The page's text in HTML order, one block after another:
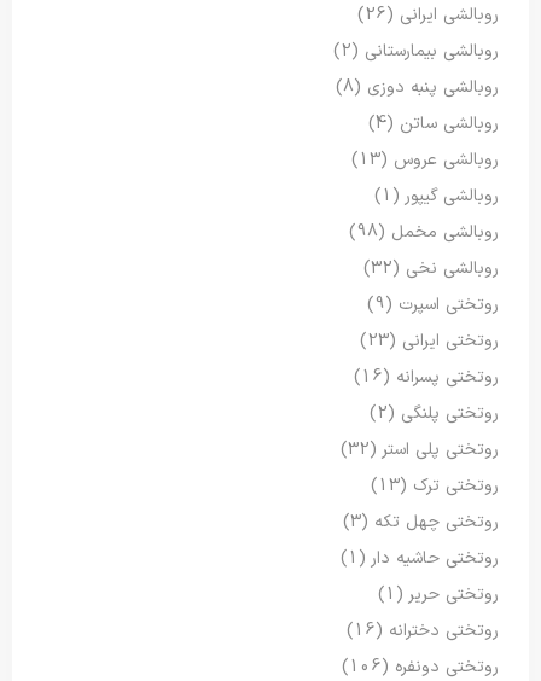
روبالشی ایرانی (26)
روبالشی بیمارستانی (2)
روبالشی پنبه دوزی (8)
روبالشی ساتن (4)
روبالشی عروس (13)
روبالشی گیپور (1)
روبالشی مخمل (98)
روبالشی نخی (32)
روتختی اسپرت (9)
روتختی ایرانی (23)
روتختی پسرانه (16)
روتختی پلنگی (2)
روتختی پلی استر (32)
روتختی ترک (13)
روتختی چهل تکه (3)
روتختی حاشیه دار (1)
روتختی حریر (1)
روتختی دخترانه (16)
روتختی دونفره (106)